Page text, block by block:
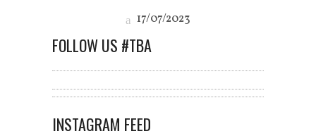
17/07/2023
FOLLOW US #TBA
INSTAGRAM FEED